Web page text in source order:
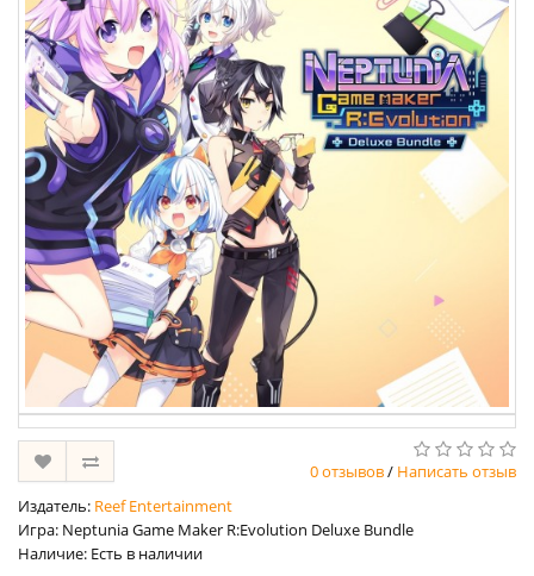
0 отзывов/ Написать отзыв
Издатель: Reef Entertainment
Игра: Neptunia Game Maker R:Evolution Deluxe Bundle
Наличие: Есть в наличии